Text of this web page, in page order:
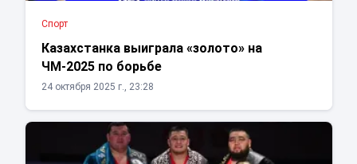
Спорт
Казахстанка выиграла «золото» на
ЧМ-2025 по борьбе
24 октября 2025 г., 23:28